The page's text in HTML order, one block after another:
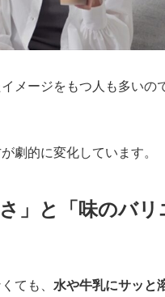
メージをもつ人も多いの
劇的に変化しています。
」と「味のバリ
ても、 水や牛乳にサッと